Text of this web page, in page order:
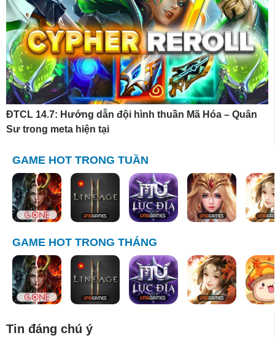
ĐTCL 14.7: Hướng dẫn đội hình thuần Mã Hóa – Quân
Sư trong meta hiện tại
GAME HOT TRONG TUẦN
GAME HOT TRONG THÁNG
Tin đáng chú ý